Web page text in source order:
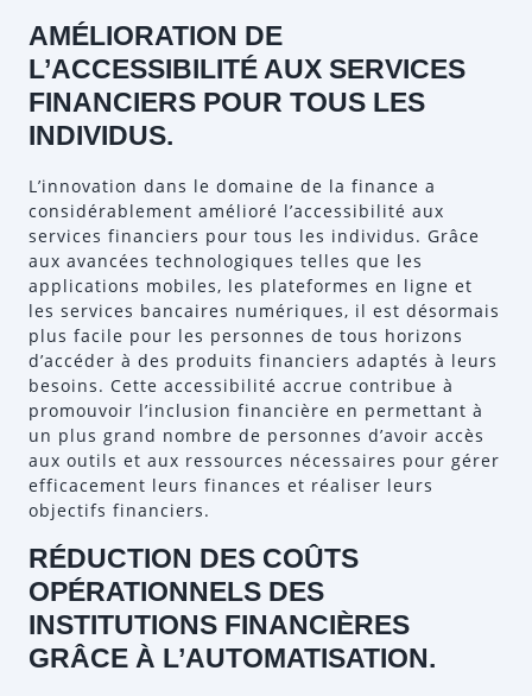
AMÉLIORATION DE
L’ACCESSIBILITÉ AUX SERVICES
FINANCIERS POUR TOUS LES
INDIVIDUS.
L’innovation dans le domaine de la finance a
considérablement amélioré l’accessibilité aux
services financiers pour tous les individus. Grâce
aux avancées technologiques telles que les
applications mobiles, les plateformes en ligne et
les services bancaires numériques, il est désormais
plus facile pour les personnes de tous horizons
d’accéder à des produits financiers adaptés à leurs
besoins. Cette accessibilité accrue contribue à
promouvoir l’inclusion financière en permettant à
un plus grand nombre de personnes d’avoir accès
aux outils et aux ressources nécessaires pour gérer
efficacement leurs finances et réaliser leurs
objectifs financiers.
RÉDUCTION DES COÛTS
OPÉRATIONNELS DES
INSTITUTIONS FINANCIÈRES
GRÂCE À L’AUTOMATISATION.